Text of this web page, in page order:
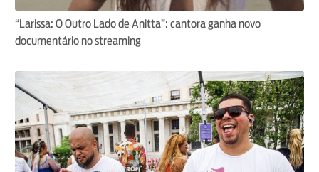
“Larissa: O Outro Lado de Anitta”: cantora ganha novo
documentário no streaming